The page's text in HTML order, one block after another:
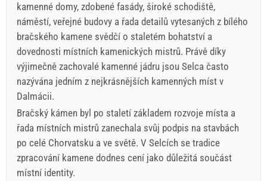
kamenné domy, zdobené fasády, široké schodiště,
náměstí, veřejné budovy a řada detailů vytesaných z bílého
bračského kamene svědčí o staletém bohatství a
dovednosti místních kamenických mistrů. Právě díky
výjimečně zachovalé kamenné jádru jsou Selca často
nazývána jedním z nejkrásnějších kamenných míst v
Dalmácii.
Bračský kámen byl po staletí základem rozvoje místa a
řada místních mistrů zanechala svůj podpis na stavbách
po celé Chorvatsku a ve světě. V Selcích se tradice
zpracování kamene dodnes cení jako důležitá součást
místní identity.